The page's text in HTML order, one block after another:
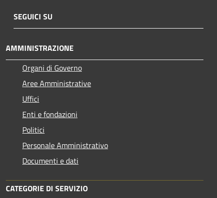
SEGUICI SU
AMMINISTRAZIONE
Organi di Governo
Aree Amministrative
Uffici
Enti e fondazioni
Politici
Personale Amministrativo
Documenti e dati
CATEGORIE DI SERVIZIO